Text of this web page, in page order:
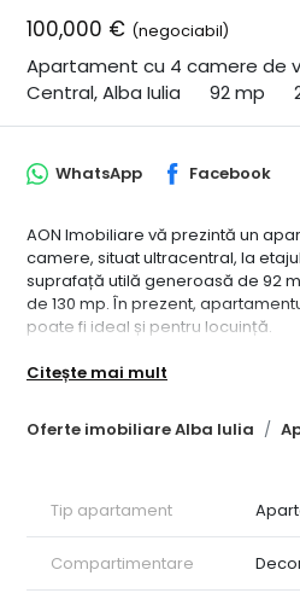
100,000 € (negociabil)
Apartament cu 4 camere de
Central, Alba Iulia
92 mp
Oferte imobiliare Alba Iulia
WhatsApp Facebook
AON Imobiliare vă prezintă un
camere, situat ultracentral, la
suprafață utilă generoasă de 92
de 130 mp. În prezent,
poate fi ideal și pentru locuință.
• Primul nivel: living + bucătărie
Localizare excelentă: La câțiva
Primărie, piața agroalimentară,
termică și contorizare separată a
satisfacă toate nevoile
Ideal pentru locuit sau activitate
pentru o vizionare!
Citește mai mult
Tip apartament
Compartimentare